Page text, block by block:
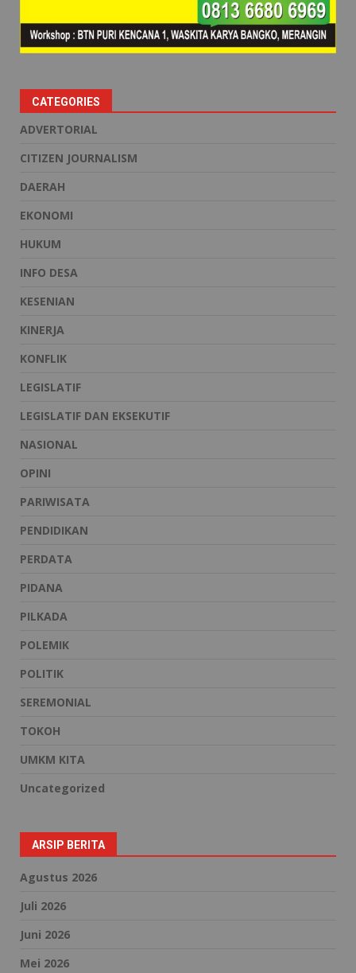
CATEGORIES
ADVERTORIAL
CITIZEN JOURNALISM
DAERAH
EKONOMI
HUKUM
INFO DESA
KESENIAN
KINERJA
KONFLIK
LEGISLATIF
LEGISLATIF DAN EKSEKUTIF
NASIONAL
OPINI
PARIWISATA
PENDIDIKAN
PERDATA
PIDANA
PILKADA
POLEMIK
POLITIK
SEREMONIAL
TOKOH
UMKM KITA
Uncategorized
ARSIP BERITA
Agustus 2026
Juli 2026
Juni 2026
Mei 2026